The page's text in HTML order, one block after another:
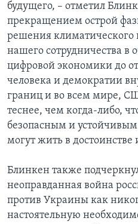
будущего, – отметил
прекращением острой
решения климатического
нашего сотрудничества в
цифровой экономики до
человека и демократии
границ и во всем мире,
теснее, чем когда-либо,
безопасным и
могут жить в достоинстве
Блинкен также
неоправданная война
против Украины как
настоятельную